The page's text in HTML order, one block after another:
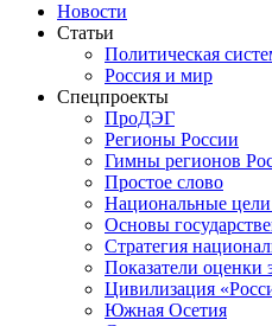
Новости
Статьи
Политическая
Россия и мир
Спецпроекты
ПроДЭГ
Регионы России
Гимны регионов
Простое слово
Национальные цели
Основы
Стратегия
Показатели оценки
Цивилизация
Южная Осетия